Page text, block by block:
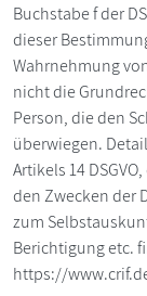
Buchstabe f der
dieser
Wahrnehmung
nicht die
Person, die den
überwiegen.
Artikels 14
den Zwecken der
zum
Berichtigung etc.
https://